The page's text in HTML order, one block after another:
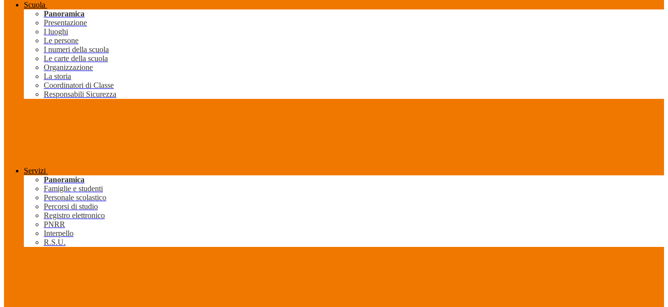
Scuola
Panoramica
Presentazione
I luoghi
Le persone
I numeri della scuola
Le carte della scuola
Organizzazione
La storia
Coordinatori di Classe
Responsabili Sicurezza
Servizi
Panoramica
Famiglie e studenti
Personale scolastico
Percorsi di studio
Registro elettronico
PNRR
Interpello
R.S.U.